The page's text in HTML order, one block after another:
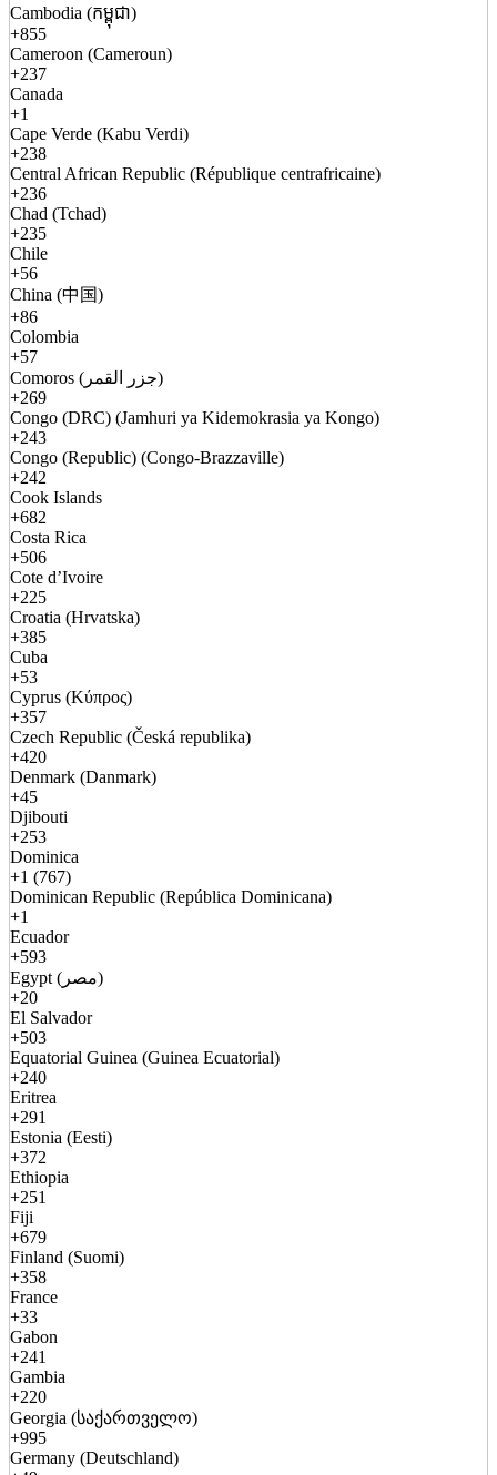
Cambodia (កម្ពុជា)
+855
Cameroon (Cameroun)
+237
Canada
+1
Cape Verde (Kabu Verdi)
+238
Central African Republic (République centrafricaine)
+236
Chad (Tchad)
+235
Chile
+56
China (中国)
+86
Colombia
+57
Comoros (جزر القمر)
+269
Congo (DRC) (Jamhuri ya Kidemokrasia ya Kongo)
+243
Congo (Republic) (Congo-Brazzaville)
+242
Cook Islands
+682
Costa Rica
+506
Cote d’Ivoire
+225
Croatia (Hrvatska)
+385
Cuba
+53
Cyprus (Κύπρος)
+357
Czech Republic (Česká republika)
+420
Denmark (Danmark)
+45
Djibouti
+253
Dominica
+1 (767)
Dominican Republic (República Dominicana)
+1
Ecuador
+593
Egypt (مصر)
+20
El Salvador
+503
Equatorial Guinea (Guinea Ecuatorial)
+240
Eritrea
+291
Estonia (Eesti)
+372
Ethiopia
+251
Fiji
+679
Finland (Suomi)
+358
France
+33
Gabon
+241
Gambia
+220
Georgia (საქართველო)
+995
Germany (Deutschland)